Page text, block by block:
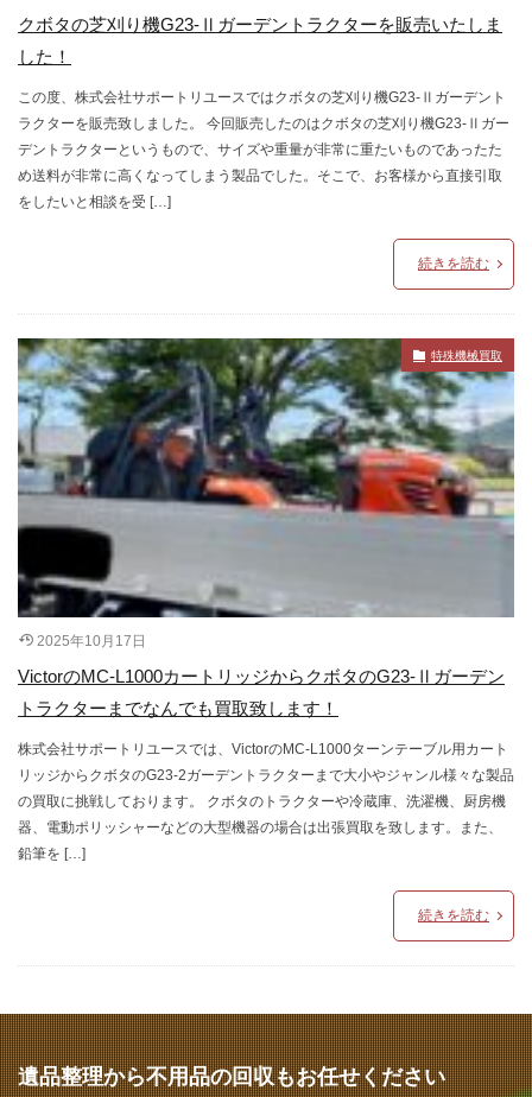
クボタの芝刈り機G23-Ⅱガーデントラクターを販売いたしま
した！
この度、株式会社サポートリユースではクボタの芝刈り機G23-Ⅱガーデント
ラクターを販売致しました。 今回販売したのはクボタの芝刈り機G23-Ⅱガー
デントラクターというもので、サイズや重量が非常に重たいものであったた
め送料が非常に高くなってしまう製品でした。そこで、お客様から直接引取
をしたいと相談を受 […]
続きを読む
特殊機械買取
2025年10月17日
VictorのMC-L1000カートリッジからクボタのG23-Ⅱガーデン
トラクターまでなんでも買取致します！
株式会社サポートリユースでは、VictorのMC-L1000ターンテーブル用カート
リッジからクボタのG23-2ガーデントラクターまで大小やジャンル様々な製品
の買取に挑戦しております。 クボタのトラクターや冷蔵庫、洗濯機、厨房機
器、電動ポリッシャーなどの大型機器の場合は出張買取を致します。また、
鉛筆を […]
続きを読む
遺品整理から不用品の回収もお任せください